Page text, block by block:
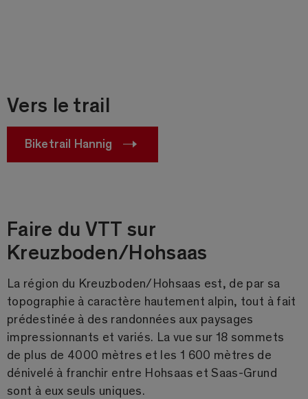
Vers le trail
Biketrail Hannig
Faire du VTT sur
Kreuzboden/Hohsaas
La région du Kreuzboden/Hohsaas est, de par sa
topographie à caractère hautement alpin, tout à fait
prédestinée à des randonnées aux paysages
impressionnants et variés. La vue sur 18 sommets
de plus de 4000 mètres et les 1 600 mètres de
dénivelé à franchir entre Hohsaas et Saas-Grund
sont à eux seuls uniques.